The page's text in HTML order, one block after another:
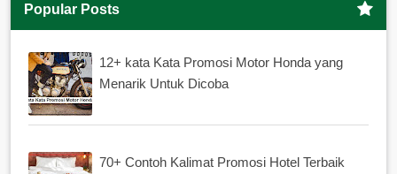
Popular Posts
12+ kata Kata Promosi Motor Honda yang
Menarik Untuk Dicoba
70+ Contoh Kalimat Promosi Hotel Terbaik